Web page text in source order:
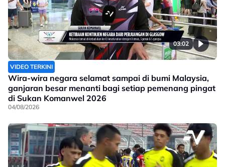
03:02
VIDEO TERKINI
Wira-wira negara selamat sampai di bumi Malaysia,
ganjaran besar menanti bagi setiap pemenang pingat
di Sukan Komanwel 2026
04/08/2026